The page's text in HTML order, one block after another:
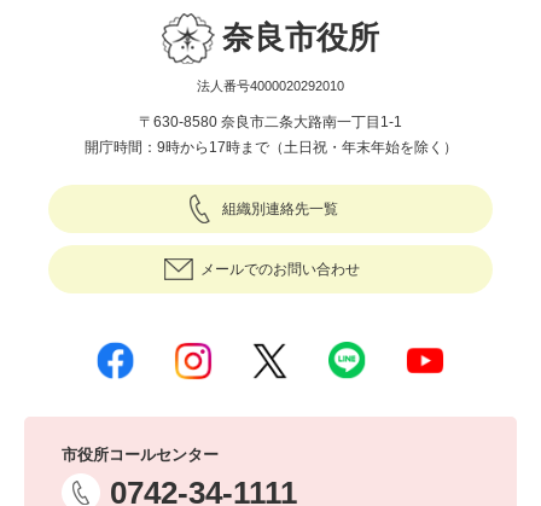
奈良市役所
法人番号4000020292010
〒630-8580 奈良市二条大路南一丁目1-1
開庁時間：9時から17時まで（土日祝・年末年始を除く）
組織別連絡先一覧
メールでのお問い合わせ
市役所コールセンター
0742-34-1111